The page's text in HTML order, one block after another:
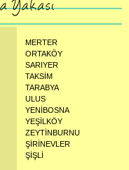
MERTER
ORTAKÖY
SARIYER
TAKSİM
TARABYA
ULUS
YENİBOSNA
YEŞİLKÖY
ZEYTİNBURNU
ŞİRİNEVLER
ŞİŞLİ